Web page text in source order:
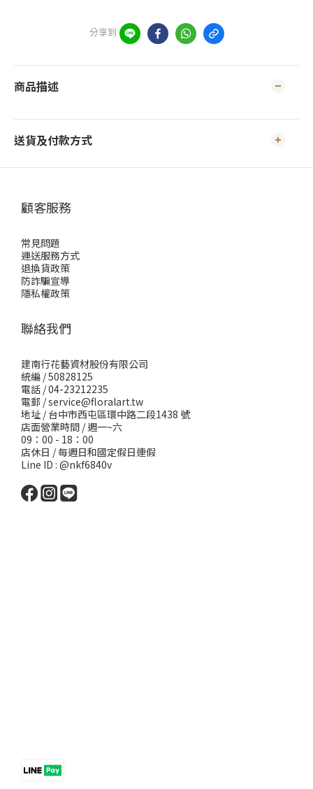
分享到
商品描述
送貨及付款方式
顧客服務
常見問題
運送服務方式
退換貨政策
防詐騙宣導
隱私權政策
聯絡我們
建南行花藝資材股份有限公司
統編 / 50828125
電話 / 04-23212235
電郵 /service@floralart.tw
地址 / 台中市西屯區環中路二段1438 號
店面營業時間 / 週一~六
09：00 - 18：00
店休日 / 每週日和國定假日連假
Line ID : @nkf6840v